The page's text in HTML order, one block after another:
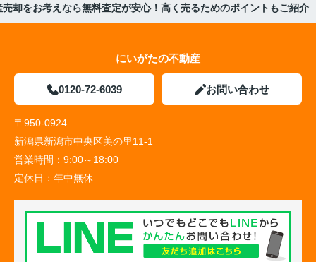
却をお考えなら無料査定が安心！高く売るためのポイントもご紹介
にいがたの不動産
0120-72-6039 お問い合わせ
〒950-0924
新潟県新潟市中央区美の里11-1
営業時間： 9:00～18:00
定休日： 年中無休